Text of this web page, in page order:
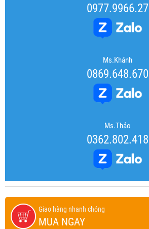
0977.9966.27
Ms.Khánh
0869.648.670
Ms.Thảo
0362.802.418
Giao hàng nhanh chóng
MUA NGAY